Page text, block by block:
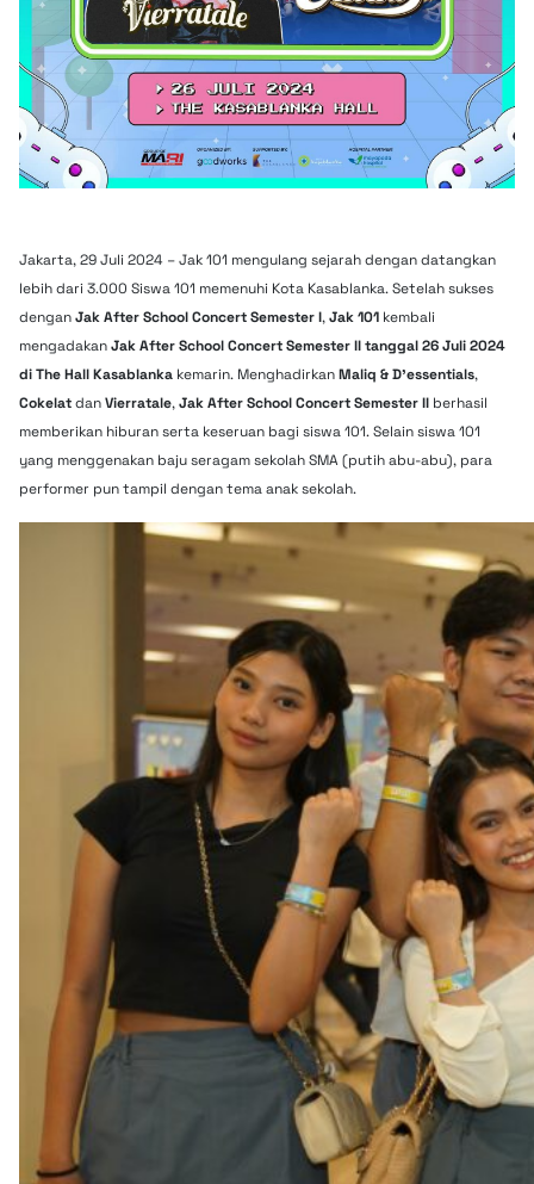
Jakarta, 29 Juli 2024 – Jak 101 mengulang sejarah dengan datangkan
lebih dari 3.000 Siswa 101 memenuhi Kota Kasablanka.Setelah sukses
denganJak After School Concert Semester I,Jak 101 kembali
mengadakanJak After School Concert Semester II tanggal 26 Juli 2024
di The Hall Kasablanka kemarin. MenghadirkanMaliq & D’essentials,
CokelatdanVierratale,Jak After School Concert Semester II berhasil
memberikan hiburan serta keseruan bagi siswa 101. Selain siswa 101
yang menggenakan baju seragam sekolah SMA (putih abu-abu), para
performer pun tampil dengan tema anak sekolah.